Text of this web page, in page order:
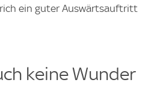
ein guter Auswärtsauftritt
keine Wunder